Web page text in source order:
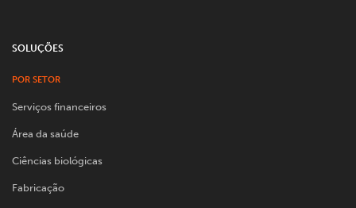
SOLUÇÕES
POR SETOR
Serviços financeiros
Área da saúde
Ciências biológicas
Fabricação